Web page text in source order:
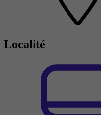
Localité